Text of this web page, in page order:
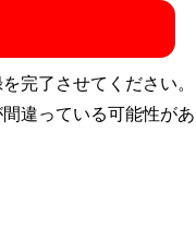
完了させてください。
違っている可能性があ